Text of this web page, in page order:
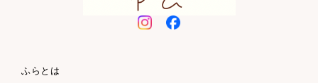
ふらとは